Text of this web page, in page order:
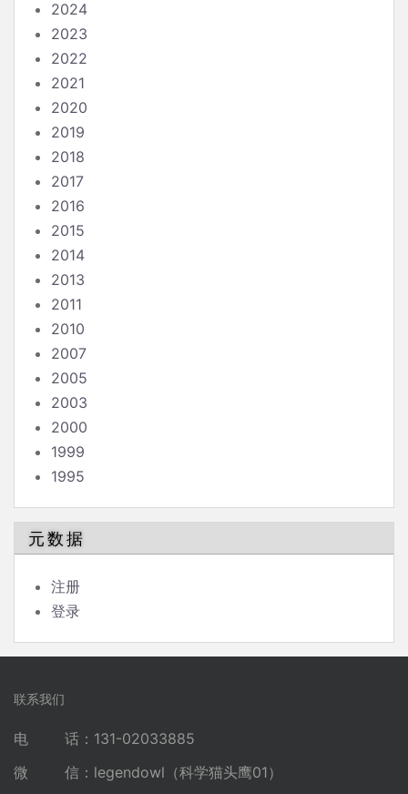
2024
2023
2022
2021
2020
2019
2018
2017
2016
2015
2014
2013
2011
2010
2007
2005
2003
2000
1999
1995
元数据
注册
登录
联系我们
电 话：131-02033885
微 信：legendowl（科学猫头鹰01）